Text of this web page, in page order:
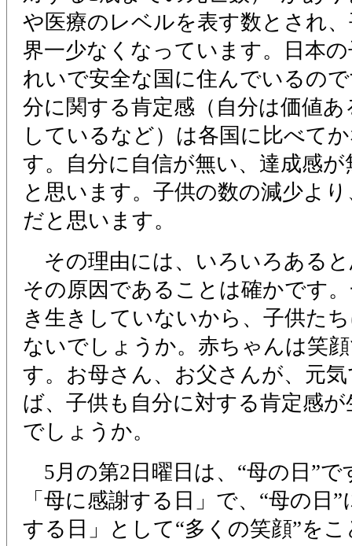
や医療のレベルを表す数とされ
界一少なくなっています。日本
れいで安全な国に住んでいるの
分に関する肯定感（自分は価値
しているなど）は各国に比べて
す。自分に自信が無い、達成感
と思います。子供の数の減少よ
だと思います。
その理由には、いろいろある
その原因であることは確かです
き生きしていないから、子供た
ないでしょうか。赤ちゃんは笑
す。お母さん、お父さんが、元
ば、子供も自分に対する肯定感
でしょうか。
5月の第2日曜日は、“母の日”で
「母に感謝する日」で、“母の日
する日」として“多くの笑顔”を